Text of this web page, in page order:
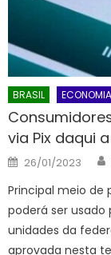
BRASIL ECONOMIA
via Pix daqui
Posted
on
26/01/2023
Principal meio de
poderá ser
unidades da
aprovada nesta